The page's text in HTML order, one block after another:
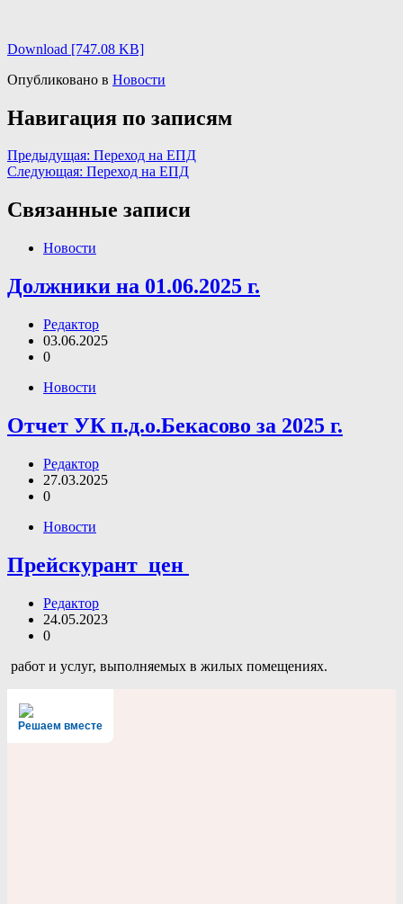
Download [747.08 KB]
Опубликовано в Новости
Навигация по записям
Предыдущая: Переход на ЕПД
Следующая: Переход на ЕПД
Связанные записи
Новости
Должники на 01.06.2025 г.
Редактор
03.06.2025
0
Новости
Отчет УК п.д.о.Бекасово за 2025 г.
Редактор
27.03.2025
0
Новости
Прейскурант цен
Редактор
24.05.2023
0
работ и услуг, выполняемых в жилых помещениях.
Решаем вместе